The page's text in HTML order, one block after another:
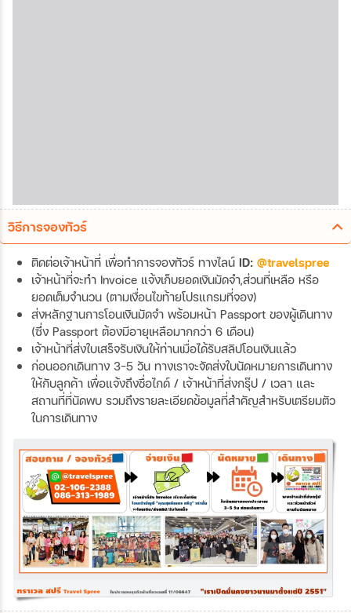
วิธีการจองทัวร์
ติดต่อเจ้าหน้าที่ เพื่อทำการจองทัวร์ ทางไลน์ ID: @travelspree
เจ้าหน้าที่จะทำ Invoice แจ้งเก็บยอดเงินมัดจำ,ส่วนที่เหลือ หรือ
ยอดเต็มจำนวน (ตามเงื่อนไขท้ายโปรแกรมที่จอง)
ส่งหลักฐานการโอนเงินมัดจำ พร้อมหน้า Passport ของผู้เดินทาง
(ซึ่ง Passport ต้องมีอายุเหลือมากกว่า 6 เดือน)
เจ้าหน้าที่ส่งใบเสร็จรับเงินให้ท่านเมื่อได้รับสลิปโอนเงินแล้ว
ก่อนออกเดินทาง 3-5 วัน ทางเราจะจัดส่งใบนัดหมายการเดินทาง
ให้กับลูกค้า เพื่อแจ้งถึงชื่อไกด์ / เจ้าหน้าที่ส่งกรุ๊ป / เวลา และ
สถานที่ที่นัดพบ รวมถึงรายละเอียดข้อมูลที่สำคัญสำหรับเตรียมตัว
ในการเดินทาง